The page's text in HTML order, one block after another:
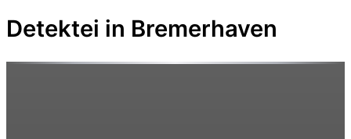
Detektei in Bremerhaven